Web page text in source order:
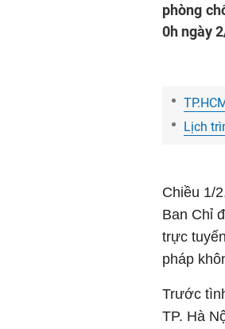
phòng
0h ngày
Lịch
Chiều 1/
Ban Chỉ
trực
pháp
Trước
TP. Hà